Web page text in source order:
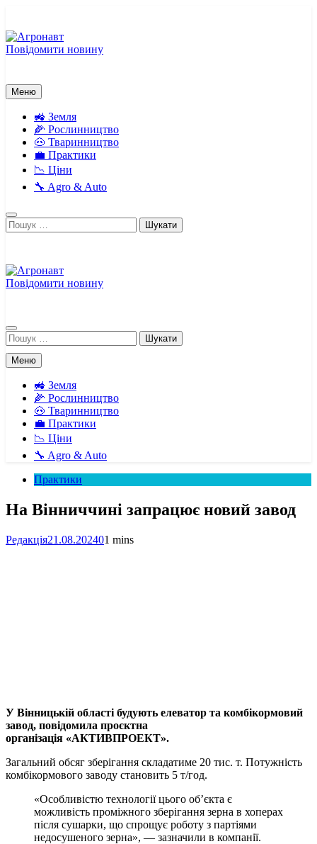
вмісту
Повідомити новину
Меню
🚜 Земля
🌽 Рослинництво
🐽 Тваринництво
💼 Практики
📉 Ціни
🔧 Agro & Auto
Пошук:
Повідомити новину
Пошук:
Меню
🚜 Земля
🌽 Рослинництво
🐽 Тваринництво
💼 Практики
📉 Ціни
🔧 Agro & Auto
Практики
На Вінниччині запрацює новий завод
Редакція21.08.202401 mins
Link
Print
У Вінницькій області будують елеватор та комбікормовий
завод, повідомила проєктна
організація «АКТИВПРОЕКТ».
Загальний обсяг зберігання складатиме 20 тис. т. Потужність
комбікормового заводу становить 5 т/год.
«Особливістю технології цього об’єкта є
можливість проміжного зберігання зерна в хоперах
після сушарки, що спрощує роботу з партіями
недосушеного зерна», — зазначили в компанії.